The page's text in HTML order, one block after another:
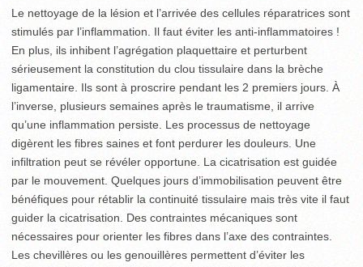
Le nettoyage de la lésion et l’arrivée des cellules réparatrices sont
stimulés par l’inflammation. Il faut éviter les anti-inflammatoires !
En plus, ils inhibent l’agrégation plaquettaire et perturbent
sérieusement la constitution du clou tissulaire dans la brèche
ligamentaire. Ils sont à proscrire pendant les 2 premiers jours. À
l’inverse, plusieurs semaines après le traumatisme, il arrive
qu’une inflammation persiste. Les processus de nettoyage
digèrent les fibres saines et font perdurer les douleurs. Une
infiltration peut se révéler opportune. La cicatrisation est guidée
par le mouvement. Quelques jours d’immobilisation peuvent être
bénéfiques pour rétablir la continuité tissulaire mais très vite il faut
guider la cicatrisation. Des contraintes mécaniques sont
nécessaires pour orienter les fibres dans l’axe des contraintes.
Les chevillères ou les genouillères permettent d’éviter les